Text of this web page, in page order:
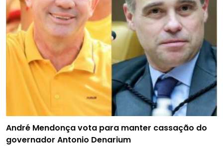
André Mendonça vota para manter cassação do
governador Antonio Denarium